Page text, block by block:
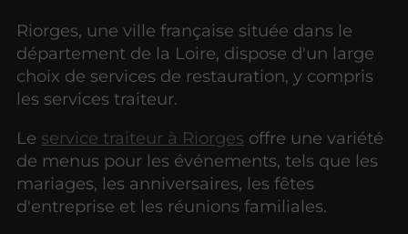
Riorges, une ville française située dans le
département de la Loire, dispose d'un large
choix de services de restauration, y compris
les services traiteur.
Le service traiteur à Riorges offre une variété
de menus pour les événements, tels que les
mariages, les anniversaires, les fêtes
d'entreprise et les réunions familiales.